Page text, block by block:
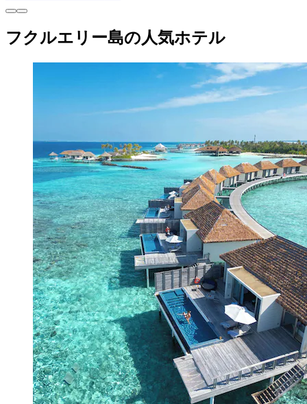
フクルエリー島の人気ホテル